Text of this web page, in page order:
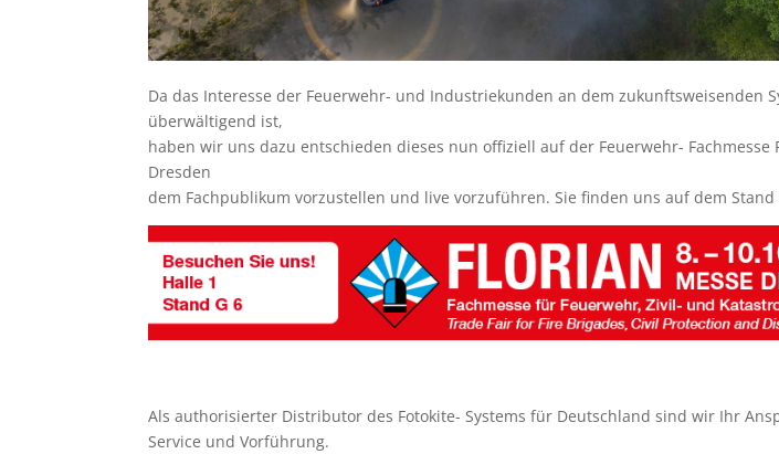
Da das Interesse der Feuerwehr- und Industriekunden an dem zukunftsweisenden
überwältigend ist,
haben wir uns dazu entschieden dieses nun offiziell auf der Feuerwehr- Fachmesse
Dresden
dem Fachpublikum vorzustellen und live vorzuführen. Sie finden uns auf dem Stand
Als authorisierter Distributor des Fotokite- Systems für Deutschland sind wir Ihr
Service und Vorführung.